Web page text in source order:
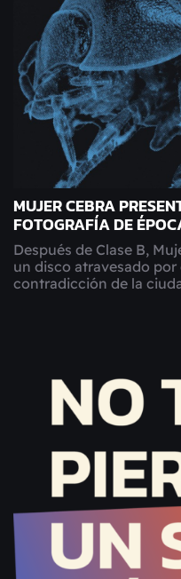
MUJER CEBRA
FOTOGRAFÍA DE
Después de Clase B,
un disco atravesado
contradicción de la